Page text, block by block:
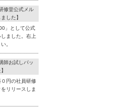
堂公式メル
した】
」として公式
ました。右上
。
お試しパッ
円の社員研修
リリースしま